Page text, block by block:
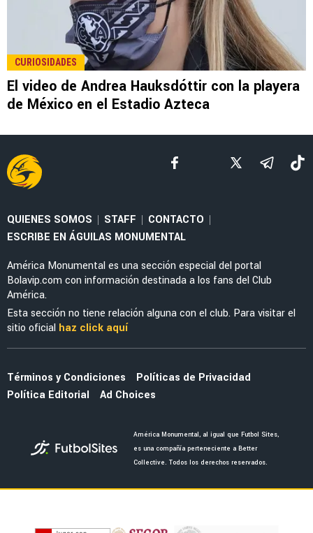
LEE TAMBIÉN
FEMENIL
Mazatlán sorprende con el fichaje de
exfutbolista de América